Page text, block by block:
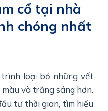
cổ tại nhà
chóng nhất
loại bỏ những vết
màu và trắng sáng hơn.
tư thời gian, tìm hiểu